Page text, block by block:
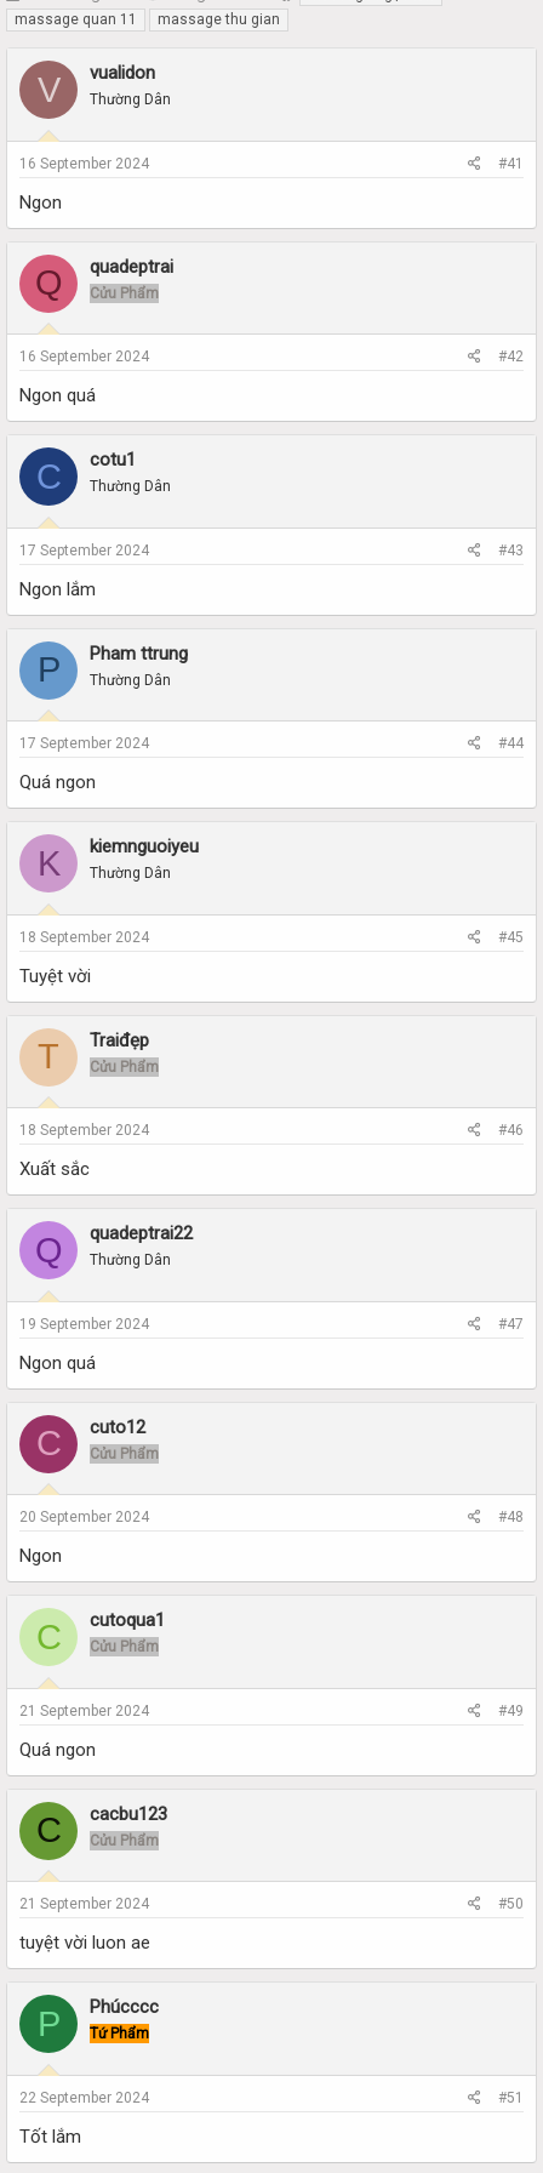
h
r
a
d
t
a
t
e
t
a
d
t
massage quan 11
massage thu gian
V vualidon
Thường Dân
16 September 2024 #41
Ngon
Q quadeptrai
Cửu Phẩm
16 September 2024 #42
Ngon quá
C cotu1
Thường Dân
17 September 2024 #43
Ngon lắm
P Pham ttrung
Thường Dân
17 September 2024 #44
Quá ngon
K kiemnguoiyeu
Thường Dân
18 September 2024 #45
Tuyệt vời
T Traiđẹp
Cửu Phẩm
18 September 2024 #46
Xuất sắc
Q quadeptrai22
Thường Dân
19 September 2024 #47
Ngon quá
C cuto12
Cửu Phẩm
20 September 2024 #48
Ngon
C cutoqua1
Cửu Phẩm
21 September 2024 #49
Quá ngon
C cacbu123
Cửu Phẩm
21 September 2024 #50
tuyệt vời luon ae
P Phúcccc
Tứ Phẩm
22 September 2024 #51
Tốt lắm